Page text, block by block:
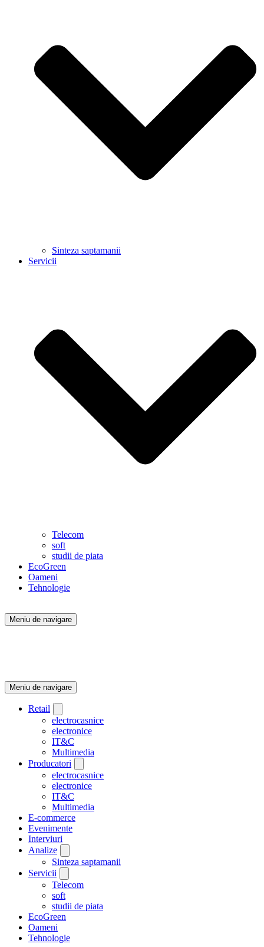
Sinteza saptamanii
Servicii
Telecom
soft
studii de piata
EcoGreen
Oameni
Tehnologie
Meniu de navigare
Meniu de navigare
Retail
electrocasnice
electronice
IT&C
Multimedia
Producatori
electrocasnice
electronice
IT&C
Multimedia
E-commerce
Evenimente
Interviuri
Analize
Sinteza saptamanii
Servicii
Telecom
soft
studii de piata
EcoGreen
Oameni
Tehnologie